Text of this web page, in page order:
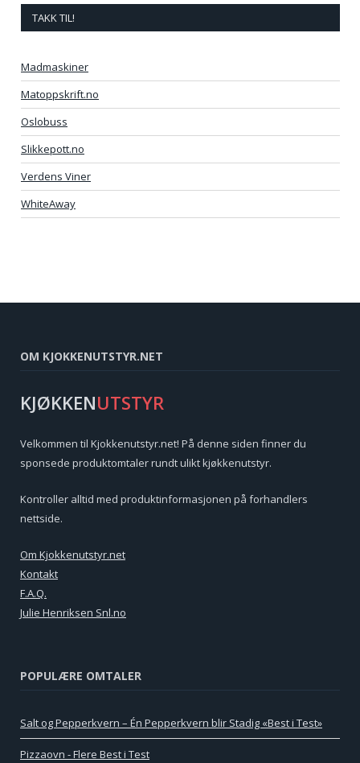
TAKK TIL!
Madmaskiner
Matoppskrift.no
Oslobuss
Slikkepott.no
Verdens Viner
WhiteAway
OM KJOKKENUTSTYR.NET
KJØKKENUTSTYR
Velkommen til Kjokkenutstyr.net! På denne siden finner du
sponsede produktomtaler rundt ulikt kjøkkenutstyr.
Kontroller alltid med produktinformasjonen på forhandlers
nettside.
Om Kjokkenutstyr.net
Kontakt
F.A.Q.
Julie Henriksen Snl.no
POPULÆRE OMTALER
Salt og Pepperkvern – Én Pepperkvern blir Stadig «Best i Test»
Pizzaovn - Flere Best i Test